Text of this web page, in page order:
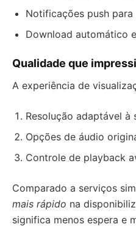
Notificações push para
Download automático
Qualidade que
A experiência de
Resolução adaptável à
Opções de áudio
Controle de playback
Comparado a serviços
mais rápido na
significa menos espera e